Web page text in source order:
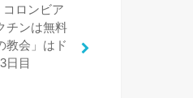
コロンビア
チンは無料
教会」はド
日目